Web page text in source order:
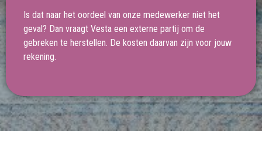
Is dat naar het oordeel van onze medewerker niet het
geval? Dan vraagt Vesta een externe partij om de
gebreken te herstellen. De kosten daarvan zijn voor jouw
rekening.